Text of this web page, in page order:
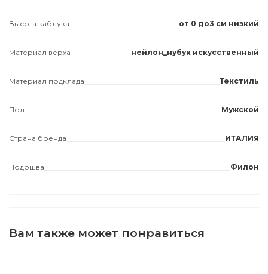
Высота каблука от 0 до3 см низкий
Материал верха нейлон_нубук искусственный
Материал подклада Текстиль
Пол Мужской
Страна бренда ИТАЛИЯ
Подошва Филон
Вам также может понравиться